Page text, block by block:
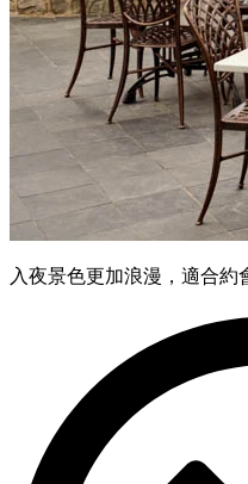
入夜景色更加浪漫，適合約